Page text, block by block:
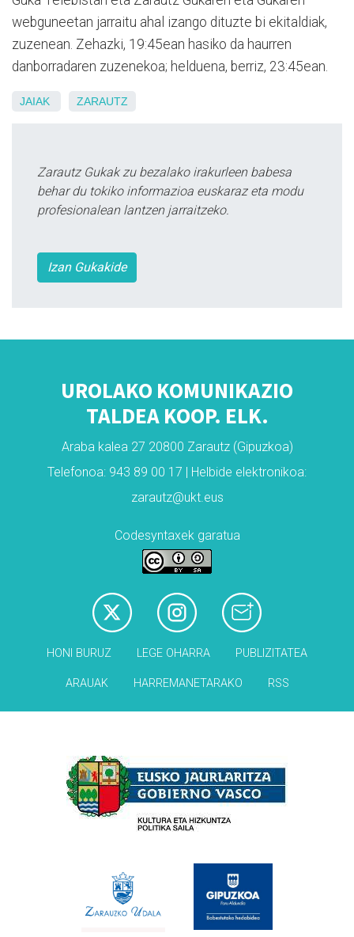
webguneetan jarraitu ahal izango dituzte bi ekitaldiak,
zuzenean. Zehazki, 19:45ean hasiko da haurren
danborradaren zuzenekoa; helduena, berriz, 23:45ean.
JAIAK ZARAUTZ
Zarautz Gukak zu bezalako irakurleen babesa
behar du tokiko informazioa euskaraz eta modu
profesionalean lantzen jarraitzeko.
Izan Gukakide
UROLAKO KOMUNIKAZIO
TALDEA KOOP. ELK.
Araba kalea 27 20800 Zarautz (Gipuzkoa)
Telefonoa: 943 89 00 17 | Helbide elektronikoa:
zarautz@ukt.eus
Codesyntaxek garatua
HONI BURUZ LEGE OHARRA PUBLIZITATEA
ARAUAK HARREMANETARAKO RSS